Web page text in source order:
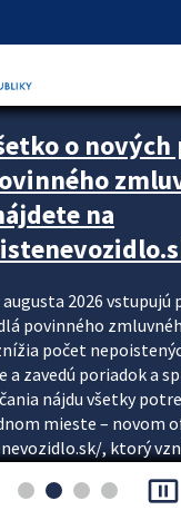
upútavok
o
na
augusta 2026 vstupujú
povinného
počet
a zavedú poriadok a
nájdu všetky
mieste – novom
, ktorý
(SLASPO) a
pause_presentation